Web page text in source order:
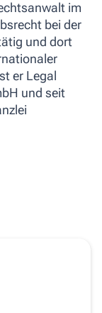
im
bei der
und dort
er Legal
und seit